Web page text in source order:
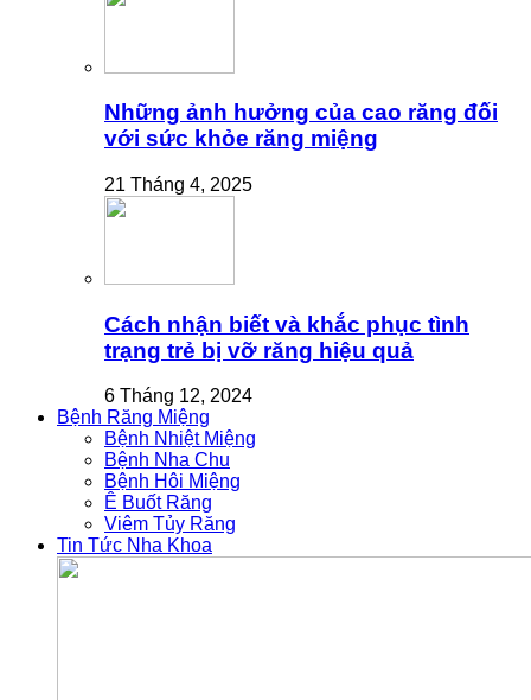
Những ảnh hưởng của cao răng đối
với sức khỏe răng miệng
21 Tháng 4, 2025
Cách nhận biết và khắc phục tình
trạng trẻ bị vỡ răng hiệu quả
6 Tháng 12, 2024
Bệnh Răng Miệng
Bệnh Nhiệt Miệng
Bệnh Nha Chu
Bệnh Hôi Miệng
Ê Buốt Răng
Viêm Tủy Răng
Tin Tức Nha Khoa